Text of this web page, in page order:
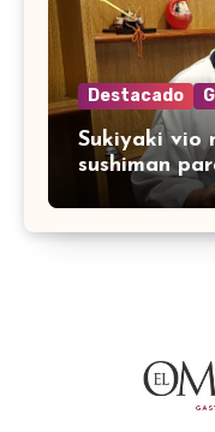
Destacado
Sukiyaki vio
sushiman